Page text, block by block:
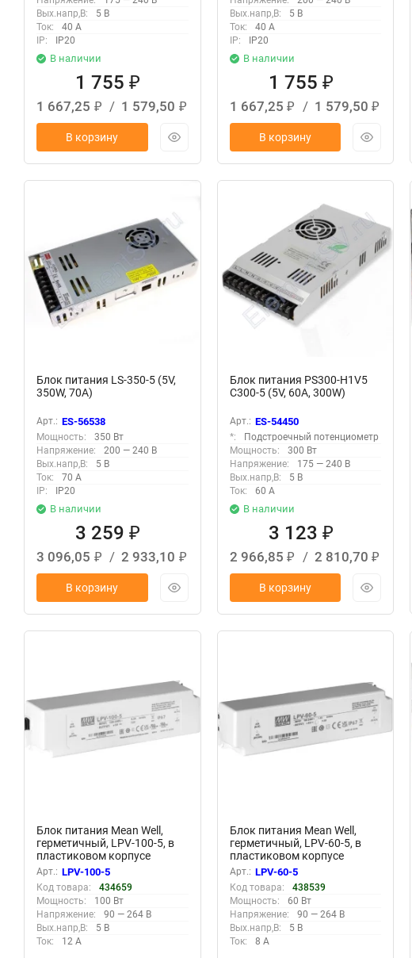
Вых.напр,В:
5 В
Ток:
40 А
IP:
IP20
В наличии
1 755₽
1 667,25 ₽ / 1 579,50 ₽
В корзину
Вых.напр,В:
5 В
Ток:
40 А
IP:
IP20
В наличии
1 755 ₽
1 667,25 ₽ / 1 579,50 ₽
В корзину
Блок питания LS-350-5 (5V,
350W, 70A)
Арт.: ES-56538
Мощность:
350 Вт
Напряжение:
200 — 240 В
Вых.напр,В:
5 В
Ток:
70 А
IP:
IP20
В наличии
3 259₽
3 096,05 ₽ /2 933,10 ₽
В корзину
Блок питания PS300-H1V5
C300-5 (5V, 60A, 300W)
Арт.: ES-54450
*:
Подстроечный потенциометр
Мощность:
300 Вт
Напряжение:
175 — 240 В
Вых.напр,В:
5 В
Ток:
60 А
В наличии
3 123 ₽
2 966,85 ₽ / 2 810,70 ₽
В корзину
Блок питания Mean Well,
герметичный, LPV-100-5, в
пластиковом корпусе
Арт.: LPV-100-5
Код товара:
434659
Мощность:
100 Вт
Напряжение:
90 — 264 В
Вых.напр,В:
5 В
Ток:
12 А
Блок питания Mean Well,
герметичный, LPV-60-5, в
пластиковом корпусе
Арт.: LPV-60-5
Код товара:
438539
Мощность:
60 Вт
Напряжение:
90 — 264 В
Вых.напр,В:
5 В
Ток:
8 А